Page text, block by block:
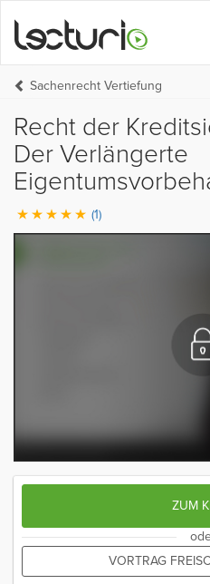
Sachenrecht Vertiefung
Recht der
Der Verlängerte
(1)
ZUM
VORTRAG